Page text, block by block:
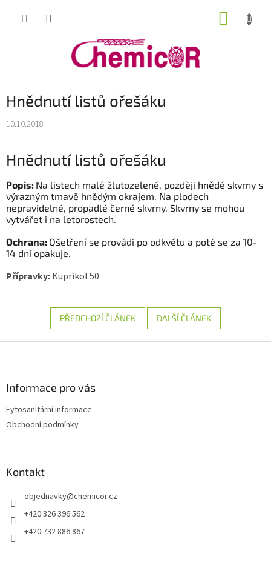
Hnědnutí listů ořešáku
10.10.2018
Hnědnutí listů ořešáku
Popis: Na listech malé žlutozelené, později hnědé skvrny s
výrazným tmavě hnědým okrajem. Na plodech
nepravidelné, propadlé černé skvrny. Skvrny se mohou
vytvářet i na letorostech.
Ochrana: Ošetření se provádí po odkvětu a poté se za 10-
14 dní opakuje.
Přípravky:Kuprikol 50
PŘEDCHOZÍ ČLÁNEK DALŠÍ ČLÁNEK
Informace pro vás
Fytosanitární informace
Obchodní podmínky
Kontakt
objednavky@chemicor.cz
+420 326 396 562
+420 732 886 867